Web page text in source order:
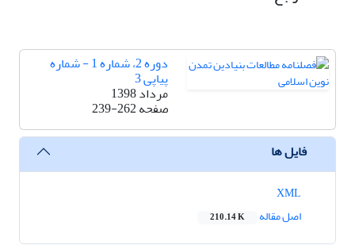
دوره 2، شماره 1 - شماره
پیاپی 3
مرداد 1398
صفحه239-262
فایل ها
اصل مقاله
210.14 K